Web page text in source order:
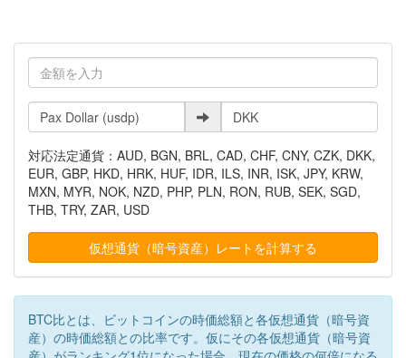
対応法定通貨：AUD, BGN, BRL, CAD, CHF, CNY, CZK, DKK,
EUR, GBP, HKD, HRK, HUF, IDR, ILS, INR, ISK, JPY, KRW,
MXN, MYR, NOK, NZD, PHP, PLN, RON, RUB, SEK, SGD,
THB, TRY, ZAR, USD
BTC比とは、ビットコインの時価総額と各仮想通貨（暗号資
産）の時価総額との比率です。仮にその各仮想通貨（暗号資